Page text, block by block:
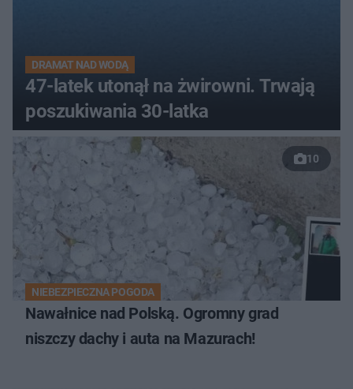
DRAMAT NAD WODĄ
47-latek utonął na żwirowni. Trwają
poszukiwania 30-latka
10
NIEBEZPIECZNA POGODA
Nawałnice nad Polską. Ogromny grad
niszczy dachy i auta na Mazurach!